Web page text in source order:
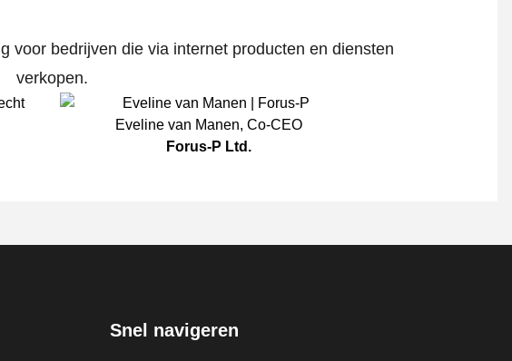
voor bedrijven die via internet producten en diensten
verkopen.
Eveline van Manen, Co-CEO
Forus-P Ltd.
Snel navigeren